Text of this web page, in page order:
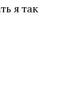
я так